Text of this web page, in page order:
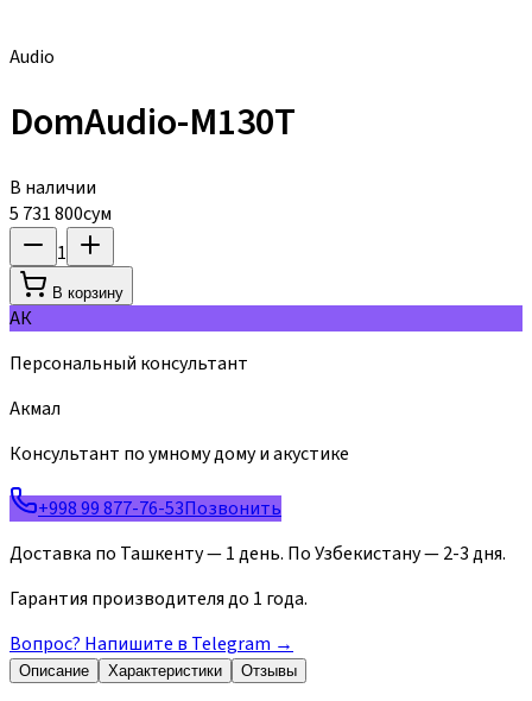
Audio
DomAudio-M130T
В наличии
5 731 800сум
1
В корзину
АК
Персональный консультант
Акмал
Консультант по умному дому и акустике
+998 99 877-76-53Позвонить
Доставка по Ташкенту — 1 день. По Узбекистану — 2-3 дня.
Гарантия производителя до 1 года.
Вопрос? Напишите в Telegram →
Описание Характеристики Отзывы